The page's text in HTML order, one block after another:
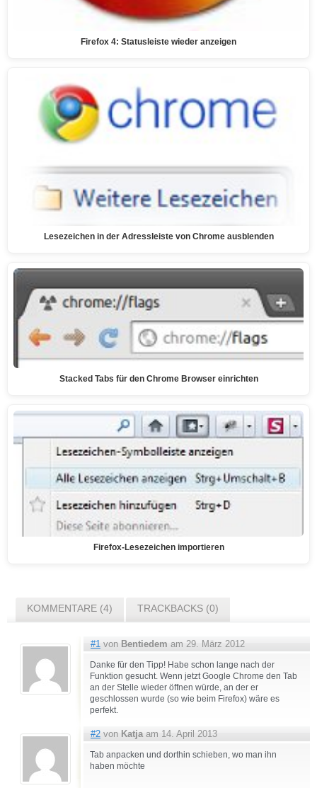
Firefox 4: Statusleiste wieder anzeigen
Lesezeichen in der Adressleiste von Chrome ausblenden
Stacked Tabs für den Chrome Browser einrichten
Firefox-Lesezeichen importieren
KOMMENTARE (4) TRACKBACKS (0)
#1 von Bentiedem am 29. März 2012
Danke für den Tipp! Habe schon lange nach der
Funktion gesucht. Wenn jetzt Google Chrome den Tab
an der Stelle wieder öffnen würde, an der er
geschlossen wurde (so wie beim Firefox) wäre es
perfekt.
#2 von Katjaam 14. April 2013
Tab anpacken und dorthin schieben, wo man ihn
haben möchte